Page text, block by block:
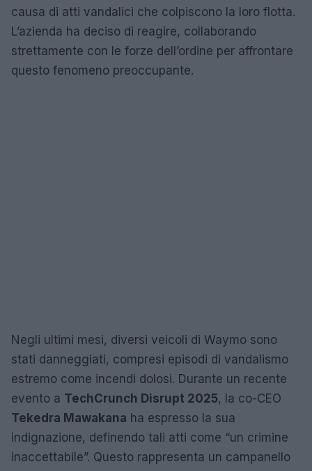
causa di atti vandalici che colpiscono la loro flotta.
L’azienda ha deciso di reagire, collaborando
strettamente con le forze dell’ordine per affrontare
questo fenomeno preoccupante.
Negli ultimi mesi, diversi veicoli di Waymo sono
stati danneggiati, compresi episodi di vandalismo
estremo come incendi dolosi. Durante un recente
evento a TechCrunch Disrupt 2025, la co-CEO
Tekedra Mawakana ha espresso la sua
indignazione, definendo tali atti come “un crimine
inaccettabile”. Questo rappresenta un campanello